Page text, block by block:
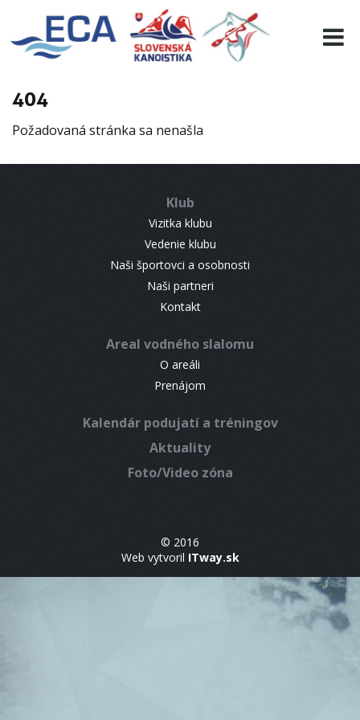
404
Požadovaná stránka sa nenašla
Klub
Vizitka klubu
Vedenie klubu
Naši športovci a osobnosti
Naši partneri
Kontakt
Areal vodného slalomu
O areáli
Prenájom
Kalendár podujatí a tréningov
Aktuality
Foto/Video zóna
© 2016
Web vytvoril ITway.sk
EURO 19
INFO
RESULTS
CONTACT